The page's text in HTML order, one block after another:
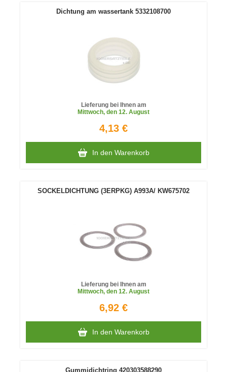
Dichtung am wassertank 5332108700
Lieferung bei Ihnen am
Mittwoch, den 12. August
4,13 €
In den Warenkorb
SOCKELDICHTUNG (3ERPKG) A993A/ KW675702
Lieferung bei Ihnen am
Mittwoch, den 12. August
6,92 €
In den Warenkorb
Gummidichtring 420303588290